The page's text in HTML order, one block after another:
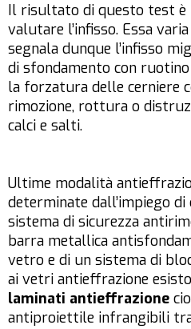
Il risultato di questo test
valutare l’infisso. Essa
segnala dunque l’infisso
di sfondamento con
la forzatura delle cerniere
rimozione, rottura o
calci e salti.
Ultime modalità
determinate dall’impiego
sistema di sicurezza
barra metallica
vetro e di un sistema di
ai vetri antieffrazione
laminati antieffrazione
antiproiettile infrangibili